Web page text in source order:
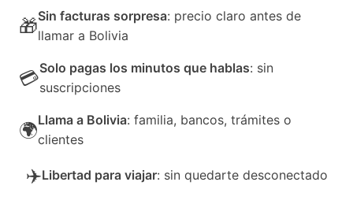
🎁Sin facturas sorpresa: precio claro antes de
llamar a Bolivia
💳Solo pagas los minutos que hablas: sin
suscripciones
🌍Llama a Bolivia: familia, bancos, trámites o
clientes
✈️Libertad para viajar: sin quedarte desconectado